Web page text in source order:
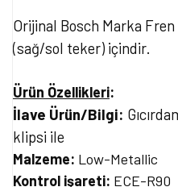
Orijinal Bosch Marka Fren
(sağ/sol teker) içindir.
Ürün Özellikleri:
İlave Ürün/Bilgi:
klipsi ile
Malzeme: Low-Metallic
Kontrol işareti: ECE-R90